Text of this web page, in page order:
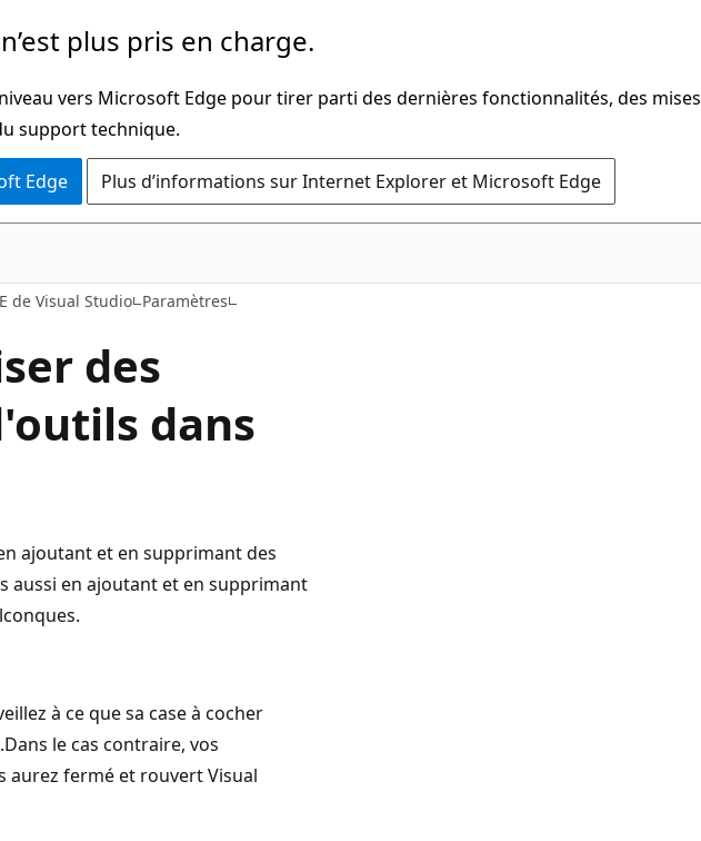
plus pris en charge.
vers Microsoft Edge pour tirer parti des dernières fonctionnalités, des mises
support technique.
Edge Plus d’informations sur Internet Explorer et Microsoft Edge
de Visual Studio Paramètres
des
dans
ajoutant et en supprimant des
aussi en ajoutant et en supprimant
à ce que sa case à cocher
.Dans le cas contraire, vos
aurez fermé et rouvert Visual